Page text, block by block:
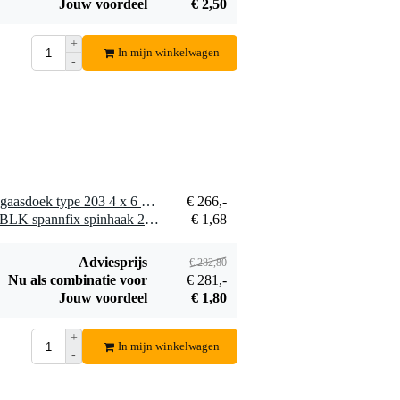
Magic FX Power
Drop decor val
systeem
€ 244,-
Jouw voordeel
€ 2,50
+
-
In mijn winkelwagen
1 x Adam Hall 0158X46B gaasdoek type 203 4 x 6 meter zwart
€ 266,-
10 x Adam Hall VBC4250BLK spannfix spinhaak 25cm zwart kunststof haak
€ 1,68
Adviesprijs € 282,80
Nu als combinatie voor
€ 281,-
Jouw voordeel
€ 1,80
+
-
In mijn winkelwagen